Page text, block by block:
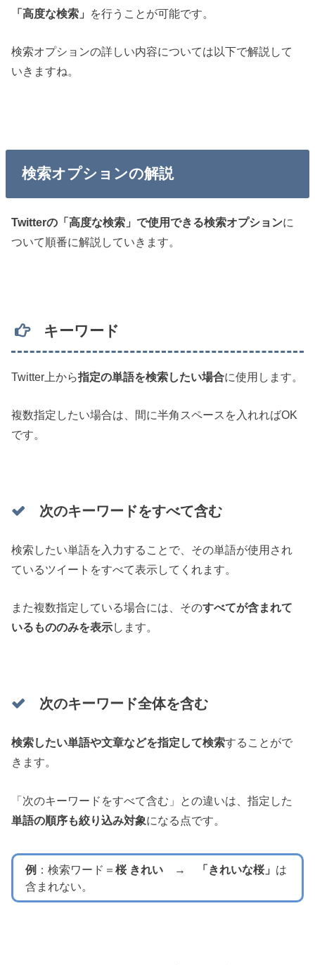
「高度な検索」 を行うことが可能です。
検索オプションの詳しい内容については以下で解説して
いきますね。
検索オプションの解説
Twitterの「高度な検索」で使用できる検索オプションに
ついて順番に解説していきます。
キーワード
Twitter上から指定の単語を検索したい場合に使用します。
複数指定したい場合は、間に半角スペースを入れればOK
です。
次のキーワードをすべて含む
検索したい単語を入力することで、その単語が使用され
ているツイートをすべて表示してくれます。
また複数指定している場合には、そのすべてが含まれて
いるもののみを表示します。
次のキーワード全体を含む
検索したい単語や文章などを指定して検索することがで
きます。
「次のキーワードをすべて含む」との違いは、指定した
単語の順序も絞り込み対象になる点です。
例 ：検索ワード＝ 桜 きれい→ 「きれいな桜」 は
含まれない。